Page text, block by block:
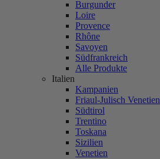
Burgunder
Loire
Provence
Rhône
Savoyen
Südfrankreich
Alle Produkte
Italien
Kampanien
Friaul-Julisch Venetien
Südtirol
Trentino
Toskana
Sizilien
Venetien